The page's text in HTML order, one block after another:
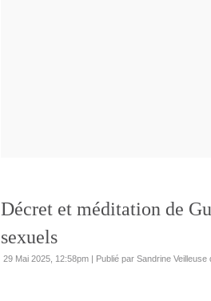
Décret et méditation de
sexuels
29 Mai 2025, 12:58pm | Publié par Sandrine